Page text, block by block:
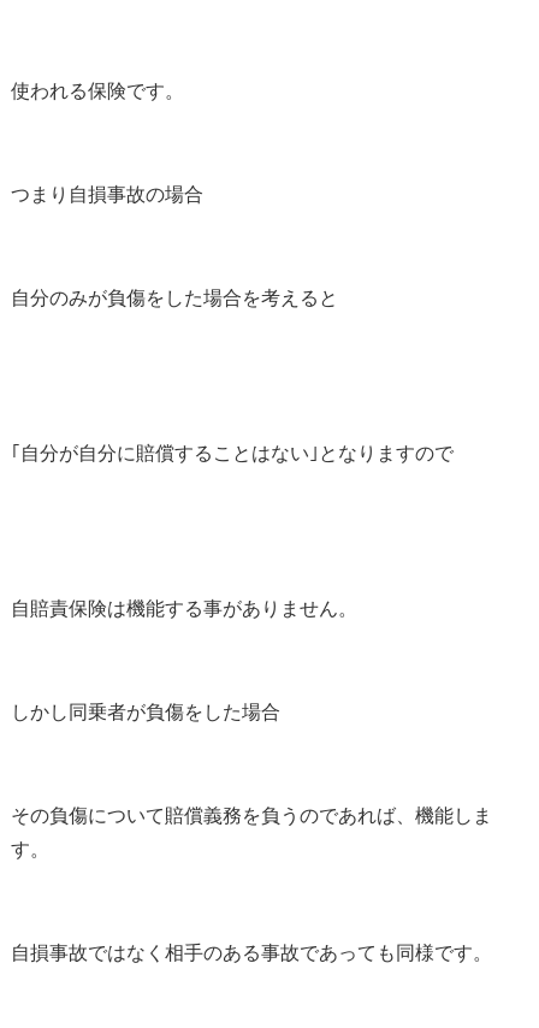
使われる保険です。
つまり自損事故の場合
自分のみが負傷をした場合を考えると
｢自分が自分に賠償することはない｣となりますので
自賠責保険は機能する事がありません。
しかし同乗者が負傷をした場合
その負傷について賠償義務を負うのであれば、機能しま
す。
自損事故ではなく相手のある事故であっても同様です。